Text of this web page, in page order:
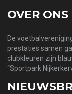
OVER ONS
De
prestaties samen
clubkleuren zijn
“Sportpark